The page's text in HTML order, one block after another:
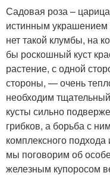
Садовая роза –
истинным украшением
нет такой клумбы, на
бы роскошный куст
растение, с одной
стороны, — очень
необходим
кусты сильно
грибков, а борьба с
комплексного
мы поговорим об
железным купоросом